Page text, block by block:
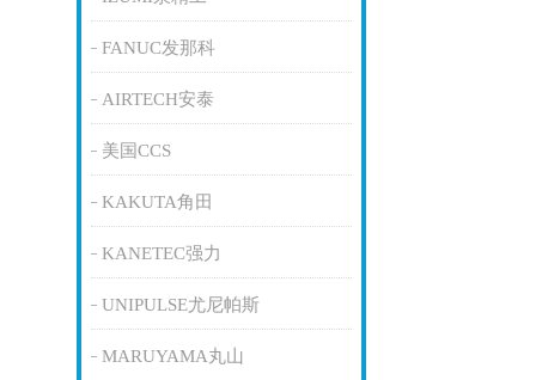
FANUC发那科
AIRTECH安泰
美国CCS
KAKUTA角田
KANETEC强力
UNIPULSE尤尼帕斯
MARUYAMA丸山